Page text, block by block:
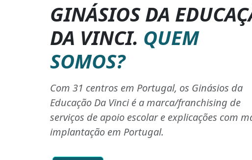
GINÁSIOS DA
DA VINCI. QUEM
SOMOS?
Com 31 centros em Portugal, os Ginásios da
Educação Da Vinci é a marca/franchising de
serviços de apoio escolar e explicações com
implantação em Portugal.